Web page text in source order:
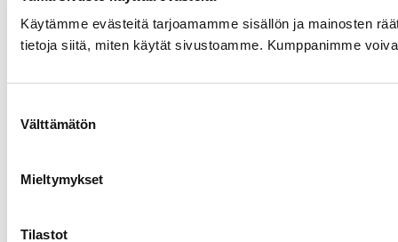
Käytämme evästeitä tarjoamamme sisällön ja mainosten
tietoja siitä, miten käytät sivustoamme. Kumppanimme
valinta
Välttämätön
Mieltymykset
Tilastot